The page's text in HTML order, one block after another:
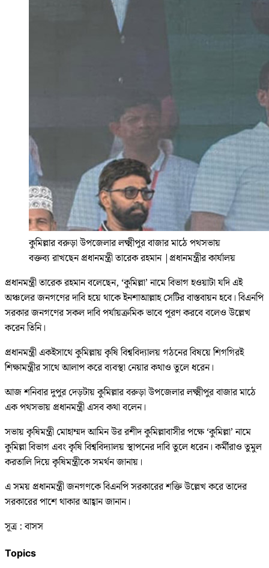
কুমিল্লার বরুড়া উপজেলার লক্ষ্মীপুর বাজার মাঠে পথসভায়
বক্তব্য রাখছেন প্রধানমন্ত্রী তারেক রহমান |প্রধানমন্ত্রীর কার্যালয়
প্রধানমন্ত্রী তারেক রহমান বলেছেন, ‘কুমিল্লা’ নামে বিভাগ হওয়াটা যদি এই
অঞ্চলের জনগণের দাবি হয়ে থাকে ইনশাআল্লাহ সেটির বাস্তবায়ন হবে। বিএনপি
সরকার জনগণের সকল দাবি পর্যায়ক্রমিক ভাবে পূরণ করবে বলেও উল্লেখ
করেন তিনি।
প্রধানমন্ত্রী একইসাথে কুমিল্লায় কৃষি বিশ্ববিদ্যালয় গঠনের বিষয়ে শিগগিরই
শিক্ষামন্ত্রীর সাথে আলাপ করে ব্যবস্থা নেয়ার কথাও তুলে ধরেন।
আজ শনিবার দুপুর দেড়টায় কুমিল্লার বরুড়া উপজেলার লক্ষ্মীপুর বাজার মাঠে
এক পথসভায় প্রধানমন্ত্রী এসব কথা বলেন।
সভায় কৃষিমন্ত্রী মোহাম্মদ আমিন উর রশীদ কুমিল্লাবাসীর পক্ষে ‘কুমিল্লা’ নামে
কুমিল্লা বিভাগ এবং কৃষি বিশ্ববিদ্যালয় স্থাপনের দাবি তুলে ধরেন। কর্মীরাও তুমুল
করতালি দিয়ে কৃষিমন্ত্রীকে সমর্থন জানায়।
এ সময় প্রধানমন্ত্রী জনগণকে বিএনপি সরকারের শক্তি উল্লেখ করে তাদের
সরকারের পাশে থাকার আহ্বান জানান।
সূত্র : বাসস
Topics